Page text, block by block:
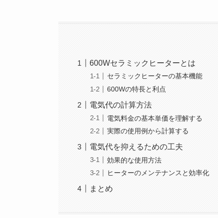
600Wセラミックヒーターとは
セラミックヒーターの基本機能
600Wの特長と利点
電気代の計算方法
電気料金の基本単価を理解する
実際の使用例から計算する
電気代を抑えるための工夫
効果的な使用方法
ヒーターのメンテナンスと効率化
まとめ